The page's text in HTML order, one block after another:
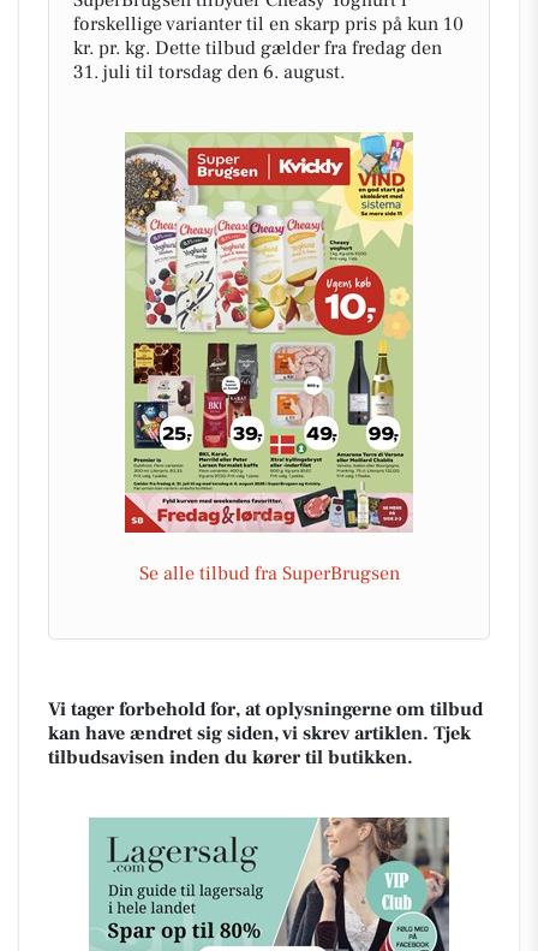
forskellige varianter til en skarp pris på kun 10
kr. pr. kg. Dette tilbud gælder fra fredag den
31. juli til torsdag den 6. august.
Se alle tilbud fra SuperBrugsen
Vi tager forbehold for, at oplysningerne om tilbud
kan have ændret sig siden, vi skrev artiklen. Tjek
tilbudsavisen inden du kører til butikken.